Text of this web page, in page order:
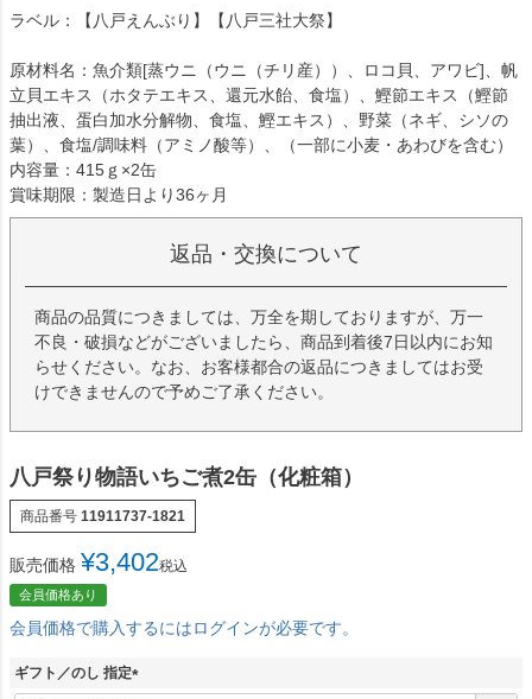
ラベル：【八戸えんぶり】【八戸三社大祭】
原材料名：魚介類[蒸ウニ（ウニ（チリ産））、ロコ貝、アワビ]、帆
立貝エキス（ホタテエキス、還元水飴、食塩）、鰹節エキス（鰹節
抽出液、蛋白加水分解物、食塩、鰹エキス）、野菜（ネギ、シソの
葉）、食塩/調味料（アミノ酸等）、（一部に小麦・あわびを含む）
内容量：415ｇ×2缶
賞味期限：製造日より36ヶ月
返品・交換について
商品の品質につきましては、万全を期しておりますが、万一
不良・破損などがございましたら、商品到着後7日以内にお知
らせください。なお、お客様都合の返品につきましてはお受
けできませんので予めご了承ください。
八戸祭り物語いちご煮2缶（化粧箱）
商品番号 11911737-1821
販売価格 ¥3,402税込
会員価格あり
会員価格で購入するにはログインが必要です。
ギフト／のし 指定